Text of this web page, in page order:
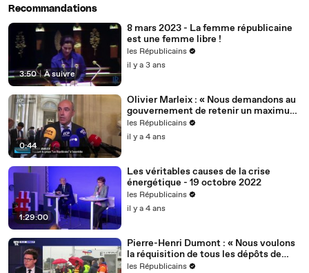
Recommandations
3:50 | À suivre
8 mars 2023 - La femme républicaine
est une femme libre !
les Républicains
il y a 3 ans
0:44
Olivier Marleix : « Nous demandons au
gouvernement de retenir un maximum
de nos propositions. »
les Républicains
il y a 4 ans
1:29:00
Les véritables causes de la crise
énergétique - 19 octobre 2022
les Républicains
il y a 4 ans
Pierre-Henri Dumont : « Nous voulons
la réquisition de tous les dépôts de
carburant ! »
les Républicains